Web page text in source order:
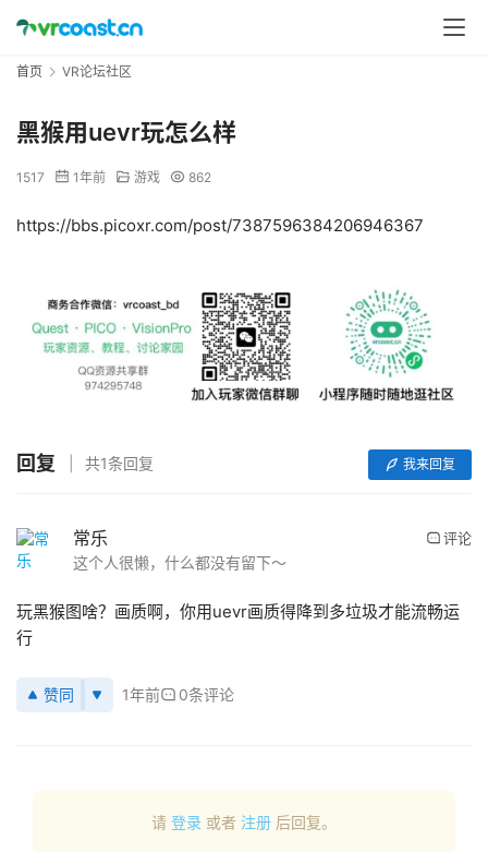
首
页
行
首页 VR论坛社区
黑猴用uevr玩怎么样
1517 1年前 游戏 862
https://bbs.picoxr.com/post/7387596384206946367
回复 共1条回复 我来回复
常乐
这个人很懒，什么都没有留下～
评论
玩黑猴图啥？画质啊，你用uevr画质得降到多垃圾才能流畅运
行
赞同 1年前 0条评论
请 登录 或者 注册 后回复。